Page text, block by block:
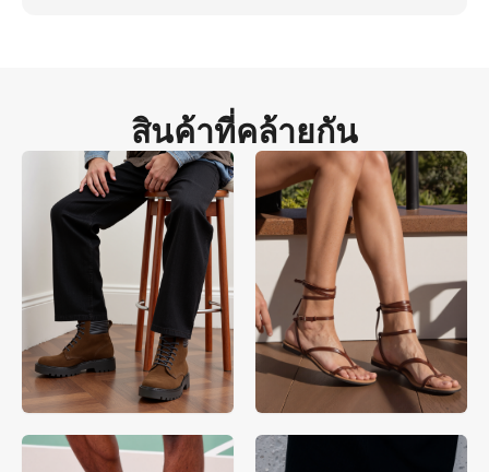
สินค้าที่คล้ายกัน